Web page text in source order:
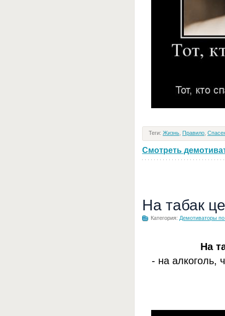
Теги: Жизнь Правило
Смотреть
На табак
Категория: Демотиваторы
На
- на алкоголь,